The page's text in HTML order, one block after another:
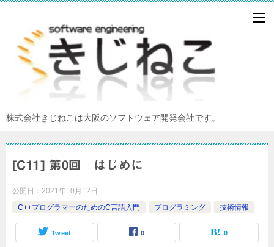
株式会社きじねこは大阪のソフトウェア開発会社です。
[C11] 第0回 はじめに
公開日： 2021年10月12日
C++プログラマーのためのC言語入門
プログラミング 技術情報
Tweet 0 0